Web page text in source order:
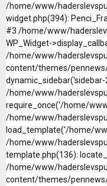
/home/www/
widget.php(394):
#3 /home/www/
WP_Widget-
/home/www/
content/themes/
/home/www/
require_once('/home/
/home/www/
load_template('/home/
/home/www/
template.php(136):
/home/www/
content/themes/